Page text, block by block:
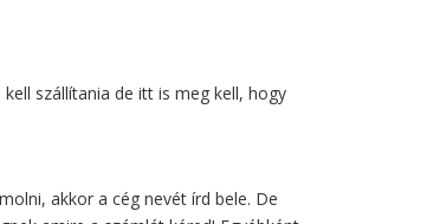
szállítania de itt is meg kell, hogy
akkor a cég nevét írd bele. De